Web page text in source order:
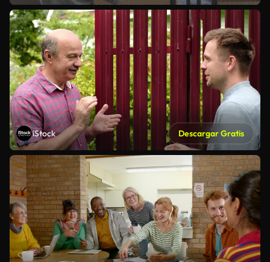
iStock Descargar Gratis